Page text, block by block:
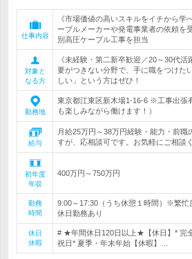
仕事内容
《市場価値の高いスキルをイチから学
ーブルメーカーや発電事業者の依頼を
別高圧ケーブル工事を担当
対象と
なる方
《未経験・第二新卒歓迎／20～30代
要がつきない分野で、手に職をつけた
しい」という方はぜひ！
勤務地
東京都江東区新木場1-16-6 ※工事出張
も楽しみながら働けます！）
給与
月給25万円～38万円経験・能力・前職
すが、応相談可です。お気軽にご相談
初年度
年収
400万円～750万円
勤務
時間
9:00～17:30（うち休憩１時間）※繁忙
休日勤務あり
休日
休暇
# ★年間休日120日以上★【休日】* 完
祝日* 夏季・年末年始【休暇】…